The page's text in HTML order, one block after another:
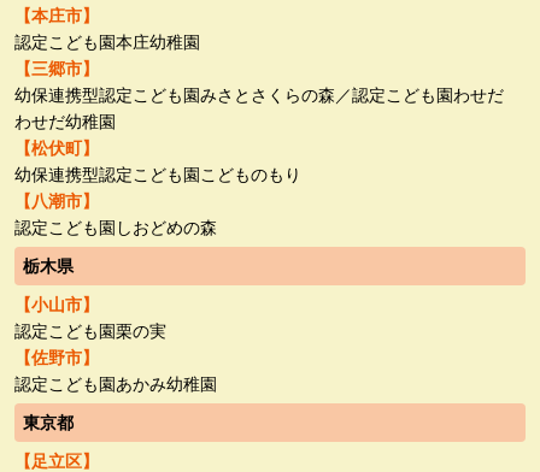
【本庄市】
認定こども園本庄幼稚園
【三郷市】
幼保連携型認定こども園みさとさくらの森／認定こども園わせだ
わせだ幼稚園
【松伏町】
幼保連携型認定こども園こどものもり
【八潮市】
認定こども園しおどめの森
栃木県
【小山市】
認定こども園栗の実
【佐野市】
認定こども園あかみ幼稚園
東京都
【足立区】